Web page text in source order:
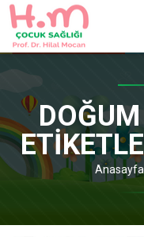
Anasayfa